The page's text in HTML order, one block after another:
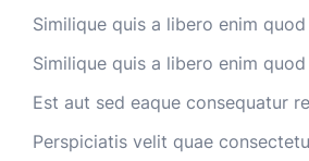
Similique quis a libero enim
Similique quis a libero enim
Est aut sed eaque consequatur
Perspiciatis velit quae